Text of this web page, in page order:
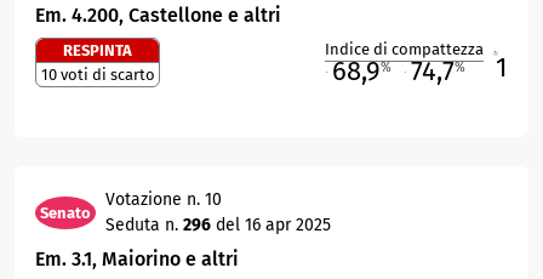
Em. 4.200, Castellone e altri
RESPINTA
10 voti di scarto
Indice di compattezza
68,9% 74,7% 1
Senato
Votazione n. 10
Seduta n. 296 del 16 apr 2025
Em. 3.1, Maiorino e altri